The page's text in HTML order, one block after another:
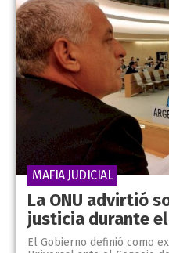
La ONU advirtió
justicia durante
El Gobierno definió como
MAFIA JUDICIAL